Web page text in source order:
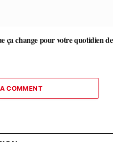
ça change pour votre quotidien de
COMMENT